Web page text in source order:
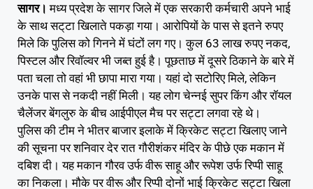
सागर। मध्य प्रदेश के सागर जिले में एक सरकारी कर्मचारी अपने भाई
के साथ सट्‌टा खिलाते पकड़ा गया। आरोपियों के पास से इतने रुपए
मिले कि पुलिस को गिनने में घंटों लग गए। कुल 63 लाख रुपए नकद,
पिस्टल और रिवाॅल्वर भी जब्त हुई है। पूछताछ में दूसरे ठिकाने के बारे में
पता चला तो वहां भी छापा मारा गया। यहां दो सटोरिए मिले, लेकिन
उनके पास से नकदी नहीं मिली। यह लोग चेन्नई सुपर किंग और रॉयल
चैलेंजर बेंगलुरु के बीच आईपीएल मैच पर सट्टा लगवा रहे थे।
पुलिस की टीम ने भीतर बाजार इलाके में क्रिकेट सट्टा खिलाए जाने
की सूचना पर शनिवार देर रात गौरीशंकर मंदिर के पीछे एक मकान में
दबिश दी। यह मकान गौरव उर्फ वीरू साहू और रूपेश उर्फ रिप्पी साहू
का निकला। मौके पर वीरू और रिप्पी दोनों भाई क्रिकेट सट्टा खिला